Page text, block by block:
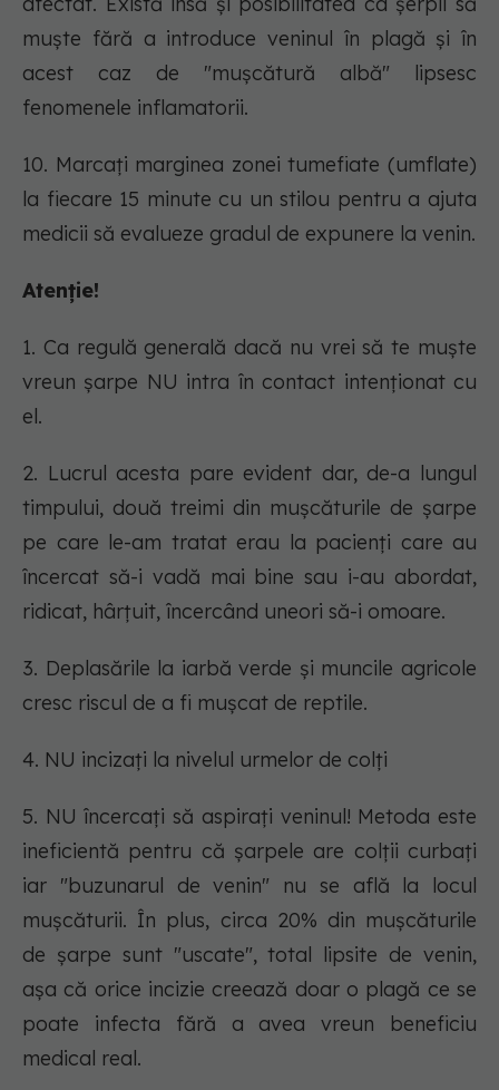
muște fără a introduce veninul în plagă şi în
acest caz de "mușcătură albă" lipsesc
fenomenele inflamatorii.
10. Marcați marginea zonei tumefiate (umflate)
la fiecare 15 minute cu un stilou pentru a ajuta
medicii să evalueze gradul de expunere la venin.
Atenție!
1. Ca regulă generală dacă nu vrei să te muște
vreun șarpe NU intra în contact intenționat cu
el.
2. Lucrul acesta pare evident dar, de-a lungul
timpului, două treimi din mușcăturile de șarpe
pe care le-am tratat erau la pacienți care au
încercat să-i vadă mai bine sau i-au abordat,
ridicat, hârțuit, încercând uneori să-i omoare.
3. Deplasările la iarbă verde şi muncile agricole
cresc riscul de a fi mușcat de reptile.
4. NU incizați la nivelul urmelor de colți
5. NU încercați să aspirați veninul! Metoda este
ineficientă pentru că șarpele are colții curbați
iar "buzunarul de venin" nu se află la locul
mușcăturii. În plus, circa 20% din mușcăturile
de șarpe sunt "uscate", total lipsite de venin,
așa că orice incizie creează doar o plagă ce se
poate infecta fără a avea vreun beneficiu
medical real.